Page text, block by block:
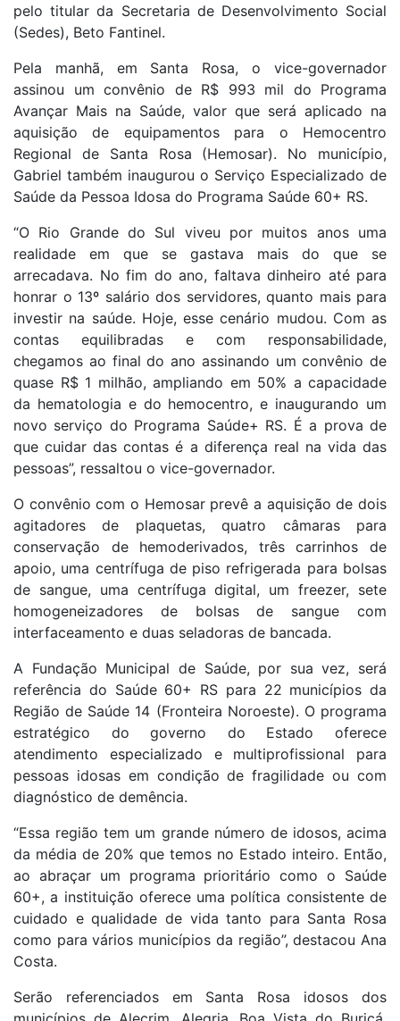
pelo titular da Secretaria de Desenvolvimento Social
(Sedes), Beto Fantinel.
Pela manhã, em Santa Rosa, o vice-governador
assinou um convênio de R$ 993 mil do Programa
Avançar Mais na Saúde, valor que será aplicado na
aquisição de equipamentos para o Hemocentro
Regional de Santa Rosa (Hemosar). No município,
Gabriel também inaugurou o Serviço Especializado de
Saúde da Pessoa Idosa do Programa Saúde 60+ RS.
“O Rio Grande do Sul viveu por muitos anos uma
realidade em que se gastava mais do que se
arrecadava. No fim do ano, faltava dinheiro até para
honrar o 13º salário dos servidores, quanto mais para
investir na saúde. Hoje, esse cenário mudou. Com as
contas equilibradas e com responsabilidade,
chegamos ao final do ano assinando um convênio de
quase R$ 1 milhão, ampliando em 50% a capacidade
da hematologia e do hemocentro, e inaugurando um
novo serviço do Programa Saúde+ RS. É a prova de
que cuidar das contas é a diferença real na vida das
pessoas”, ressaltou o vice-governador.
O convênio com o Hemosar prevê a aquisição de dois
agitadores de plaquetas, quatro câmaras para
conservação de hemoderivados, três carrinhos de
apoio, uma centrífuga de piso refrigerada para bolsas
de sangue, uma centrífuga digital, um freezer, sete
homogeneizadores de bolsas de sangue com
interfaceamento e duas seladoras de bancada.
A Fundação Municipal de Saúde, por sua vez, será
referência do Saúde 60+ RS para 22 municípios da
Região de Saúde 14 (Fronteira Noroeste). O programa
estratégico do governo do Estado oferece
atendimento especializado e multiprofissional para
pessoas idosas em condição de fragilidade ou com
diagnóstico de demência.
“Essa região tem um grande número de idosos, acima
da média de 20% que temos no Estado inteiro. Então,
ao abraçar um programa prioritário como o Saúde
60+, a instituição oferece uma política consistente de
cuidado e qualidade de vida tanto para Santa Rosa
como para vários municípios da região”, destacou Ana
Costa.
Serão referenciados em Santa Rosa idosos dos